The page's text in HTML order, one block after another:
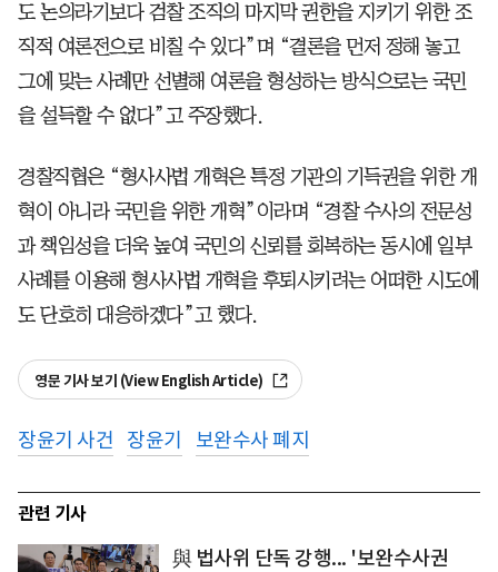
도 논의라기보다 검찰 조직의 마지막 권한을 지키기 위한 조
직적 여론전으로 비칠 수 있다”며 “결론을 먼저 정해 놓고
그에 맞는 사례만 선별해 여론을 형성하는 방식으로는 국민
을 설득할 수 없다”고 주장했다.
경찰직협은 “형사사법 개혁은 특정 기관의 기득권을 위한 개
혁이 아니라 국민을 위한 개혁”이라며 “경찰 수사의 전문성
과 책임성을 더욱 높여 국민의 신뢰를 회복하는 동시에 일부
사례를 이용해 형사사법 개혁을 후퇴시키려는 어떠한 시도에
도 단호히 대응하겠다”고 했다.
영문 기사 보기 (View English Article)
장윤기 사건 장윤기 보완수사 폐지
관련 기사
與 법사위 단독 강행... '보완수사권